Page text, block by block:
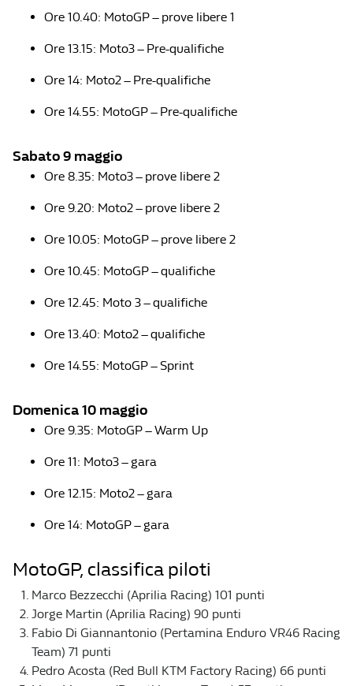
Ore 10.40: MotoGP – prove libere 1
Ore 13.15: Moto3 – Pre-qualifiche
Ore 14: Moto2 – Pre-qualifiche
Ore 14.55: MotoGP – Pre-qualifiche
Sabato 9 maggio
Ore 8.35: Moto3 – prove libere 2
Ore 9.20: Moto2 – prove libere 2
Ore 10.05: MotoGP – prove libere 2
Ore 10.45: MotoGP – qualifiche
Ore 12.45: Moto 3 – qualifiche
Ore 13.40: Moto2 – qualifiche
Ore 14.55: MotoGP – Sprint
Domenica 10 maggio
Ore 9.35: MotoGP – Warm Up
Ore 11: Moto3 – gara
Ore 12.15: Moto2 – gara
Ore 14: MotoGP – gara
MotoGP, classifica piloti
Marco Bezzecchi (Aprilia Racing) 101 punti
Jorge Martin (Aprilia Racing) 90 punti
Fabio Di Giannantonio (Pertamina Enduro VR46 Racing
Team) 71 punti
Pedro Acosta (Red Bull KTM Factory Racing) 66 punti